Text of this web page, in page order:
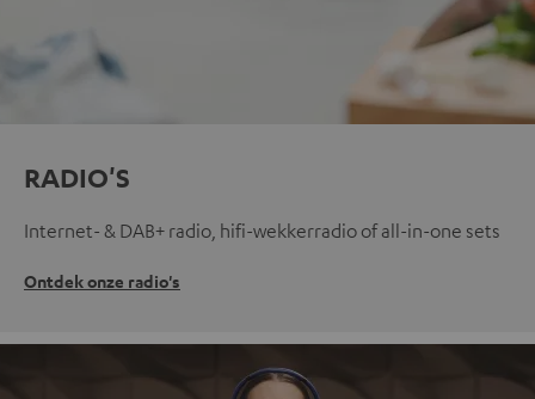
RADIO'S
Internet- & DAB+ radio, hifi-wekkerradio of all-in-one sets
Ontdek onze radio's